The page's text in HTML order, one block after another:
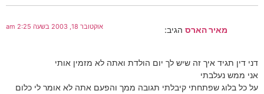
מאיר הארס הגיב: אוקטובר 18, 2003 בשעה 2:25 am
דני דין תגיד איך זה שיש לך יום הולדת ואתה לא מזמין אותי
אני ממש נעלבתי
על כל בלוג שפתחתי קיבלתי תגובה ממך והפעם אתה לא אומר לי כלום